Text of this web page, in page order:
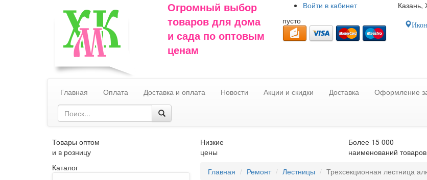
Огромный выбор
товаров для дома
и сада по оптовым
ценам
Войти в кабинет
пусто
Казань,
Главная Оплата Доставка и оплата Новости Акции и скидки Доставка Оформление
Товары оптом
и в розницу
Низкие
цены
Более 15 000
наименований товаров
Каталог
Главная Ремонт Лестницы Трехсекционная лестница